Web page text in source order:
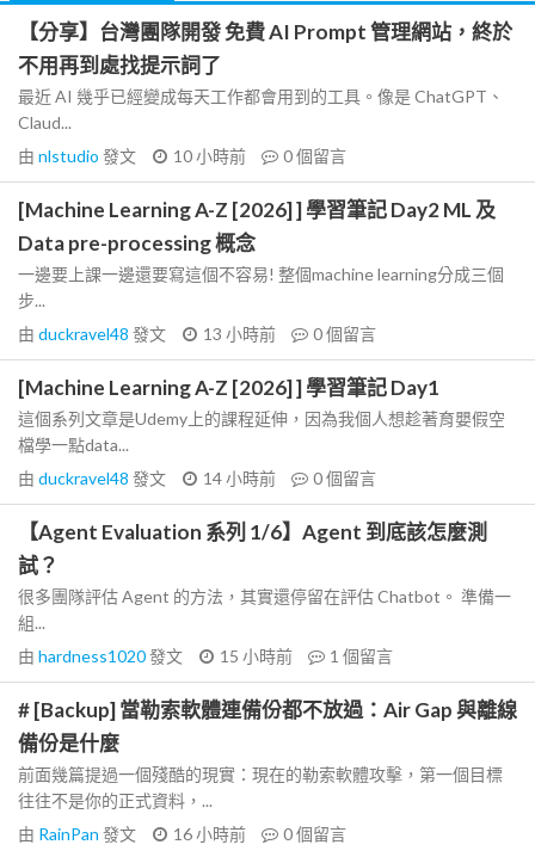
【分享】台灣團隊開發 免費 AI Prompt 管理網站，終於
不用再到處找提示詞了
最近 AI 幾乎已經變成每天工作都會用到的工具。像是 ChatGPT、
Claud...
由 nlstudio 發文 10 小時前 0個留言
[Machine Learning A-Z [2026] ] 學習筆記 Day2 ML 及
Data pre-processing 概念
一邊要上課一邊還要寫這個不容易! 整個machine learning分成三個
步...
由 duckravel48 發文 13 小時前 0個留言
[Machine Learning A-Z [2026] ] 學習筆記 Day1
這個系列文章是Udemy上的課程延伸，因為我個人想趁著育嬰假空
檔學一點data...
由 duckravel48 發文 14 小時前 0個留言
【Agent Evaluation 系列 1/6】Agent 到底該怎麼測
試？
很多團隊評估 Agent 的方法，其實還停留在評估 Chatbot。 準備一
組...
由 hardness1020發文 15 小時前 1 個留言
# [Backup] 當勒索軟體連備份都不放過：Air Gap 與離線
備份是什麼
前面幾篇提過一個殘酷的現實：現在的勒索軟體攻擊，第一個目標
往往不是你的正式資料，...
由 RainPan 發文 16 小時前 0個留言